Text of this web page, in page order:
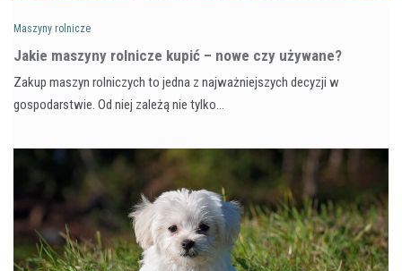
Maszyny rolnicze
Jakie maszyny rolnicze kupić – nowe czy używane?
Zakup maszyn rolniczych to jedna z najważniejszych decyzji w
gospodarstwie. Od niej zależą nie tylko…